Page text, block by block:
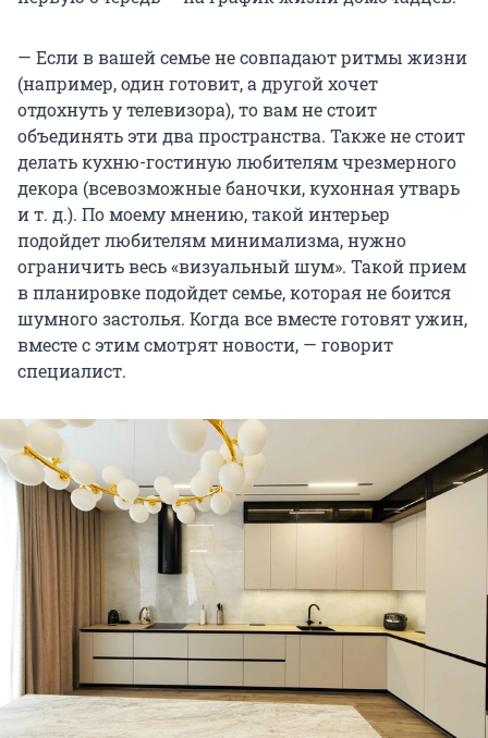
— Если в вашей семье не совпадают ритмы жизни
(например, один готовит, а другой хочет
отдохнуть у телевизора), то вам не стоит
объединять эти два пространства. Также не стоит
делать кухню-гостиную любителям чрезмерного
декора (всевозможные баночки, кухонная утварь
и т. д.). По моему мнению, такой интерьер
подойдет любителям минимализма, нужно
ограничить весь «визуальный шум». Такой прием
в планировке подойдет семье, которая не боится
шумного застолья. Когда все вместе готовят ужин,
вместе с этим смотрят новости, — говорит
специалист.